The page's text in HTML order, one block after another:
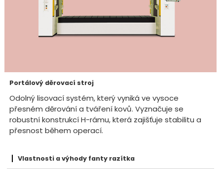
Portálový děrovací stroj
Odolný lisovací systém, který vyniká ve vysoce
přesném děrování a tváření kovů. Vyznačuje se
robustní konstrukcí H-rámu, která zajišťuje stabilitu a
přesnost během operací.
Vlastnosti a výhody fanty razítka